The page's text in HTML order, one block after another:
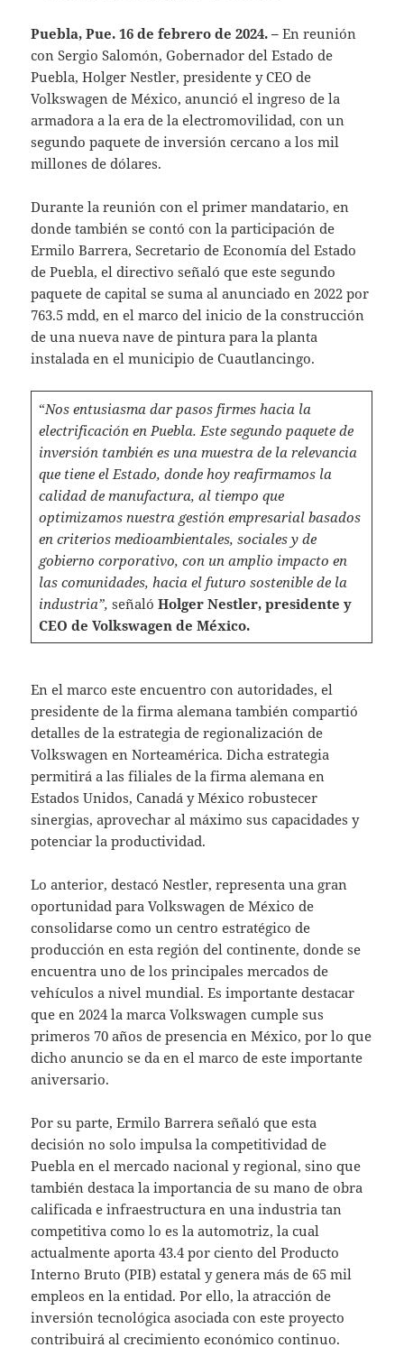
Puebla, Pue. 16 de febrero de 2024. –En reunión
con Sergio Salomón, Gobernador del Estado de
Puebla, Holger Nestler, presidente y CEO de
Volkswagen de México, anunció el ingreso de la
armadora a la era de la electromovilidad, con un
segundo paquete de inversión cercano a los mil
millones de dólares.
Durante la reunión con el primer mandatario, en
donde también se contó con la participación de
Ermilo Barrera, Secretario de Economía del Estado
de Puebla, el directivo señaló que este segundo
paquete de capital se suma al anunciado en 2022 por
763.5 mdd, en el marco del inicio de la construcción
de una nueva nave de pintura para la planta
instalada en el municipio de Cuautlancingo.
“Nos entusiasma dar pasos firmes hacia la
electrificación en Puebla. Este segundo paquete de
inversión también es una muestra de la relevancia
que tiene el Estado, donde hoy reafirmamos la
calidad de manufactura, al tiempo que
optimizamos nuestra gestión empresarial basados
en criterios medioambientales, sociales y de
gobierno corporativo, con un amplio impacto en
las comunidades, hacia el futuro sostenible de la
industria”, señaló Holger Nestler, presidente y
CEO de Volkswagen de México.
En el marco este encuentro con autoridades, el
presidente de la firma alemana también compartió
detalles de la estrategia de regionalización de
Volkswagen en Norteamérica. Dicha estrategia
permitirá a las filiales de la firma alemana en
Estados Unidos, Canadá y México robustecer
sinergias, aprovechar al máximo sus capacidades y
potenciar la productividad.
Lo anterior, destacó Nestler, representa una gran
oportunidad para Volkswagen de México de
consolidarse como un centro estratégico de
producción en esta región del continente, donde se
encuentra uno de los principales mercados de
vehículos a nivel mundial. Es importante destacar
que en 2024 la marca Volkswagen cumple sus
primeros 70 años de presencia en México, por lo que
dicho anuncio se da en el marco de este importante
aniversario.
Por su parte, Ermilo Barrera señaló que esta
decisión no solo impulsa la competitividad de
Puebla en el mercado nacional y regional, sino que
también destaca la importancia de su mano de obra
calificada e infraestructura en una industria tan
competitiva como lo es la automotriz, la cual
actualmente aporta 43.4 por ciento del Producto
Interno Bruto (PIB) estatal y genera más de 65 mil
empleos en la entidad. Por ello, la atracción de
inversión tecnológica asociada con este proyecto
contribuirá al crecimiento económico continuo.